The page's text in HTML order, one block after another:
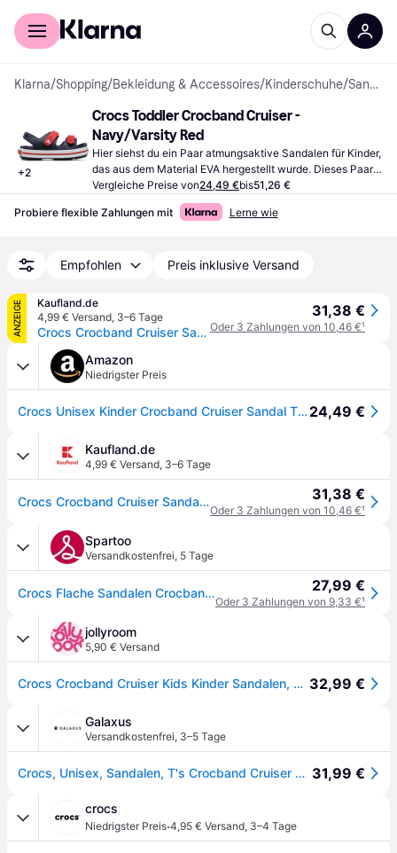
Für Shopper
Klarna/Shopping/Bekleidung & Accessoires/Kinderschuhe/ Sandalen
+2
Crocs Toddler Crocband Cruiser -
Navy/Varsity Red
Hier siehst du ein Paar atmungsaktive Sandalen für Kinder,
das aus dem Material EVA hergestellt wurde. Dieses Paar
Sommerschuhe gibt es nur in Blau.
Vergleiche Preise von24,49 €bis51,26 €
Probiere flexible Zahlungen mit Lerne wie
Empfohlen Preis inklusive Versand
ANZEIGE
Kaufland.de
4,99 € Versand, 3–6 Tage
Crocs Crocband Cruiser Sandal T 209424-4OT, Sandalen, für Jungen, Dunkelblau, Größe: 25/26
31,38 €
Oder 3 Zahlungen von 10,46 €¹
Amazon
Niedrigster Preis
Crocs Unisex Kinder Crocband Cruiser Sandal T Sandalen, Navy/Varsity Red, 19/20 EU24,49 €
Kaufland.de
4,99 € Versand, 3–6 Tage
Crocs Crocband Cruiser Sandal T 209424-4OT, Sandalen, für Jungen, Dunkelblau, Größe: 25/26 31,38 €
Oder 3 Zahlungen von 10,46 €¹
Spartoo
Versandkostenfrei, 5 Tage
Crocs Flache Sandalen Crocband Cruiser Sandal T - 27 / 28 27,99 €
Oder 3 Zahlungen von 9,33 €¹
jollyroom
5,90 € Versand
Crocs Crocband Cruiser Kids Kinder Sandalen, Navy/Varsity Red, 23-24 32,99 €
Galaxus
Versandkostenfrei, 3–5 Tage
Crocs, Unisex, Sandalen, T's Crocband Cruiser Sandal, Blau, (19, 19.5, 20) 31,99 €
crocs
Niedrigster Preis·4,95 € Versand, 3–4 Tage